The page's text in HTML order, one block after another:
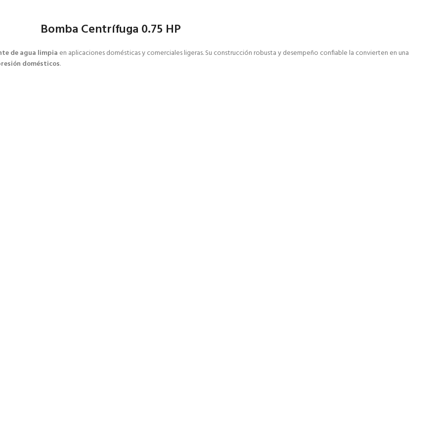
Bomba Centrífuga 0.75 HP
de agua limpia en aplicaciones domésticas y comerciales ligeras. Su construcción robusta y desempeño confiable la convierten en una
domésticos.